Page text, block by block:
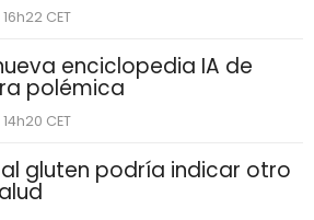
CET
enciclopedia IA de
polémica
CET
gluten podría indicar otro